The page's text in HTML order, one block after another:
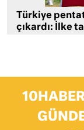
Türkiye
çıkardı: İlke